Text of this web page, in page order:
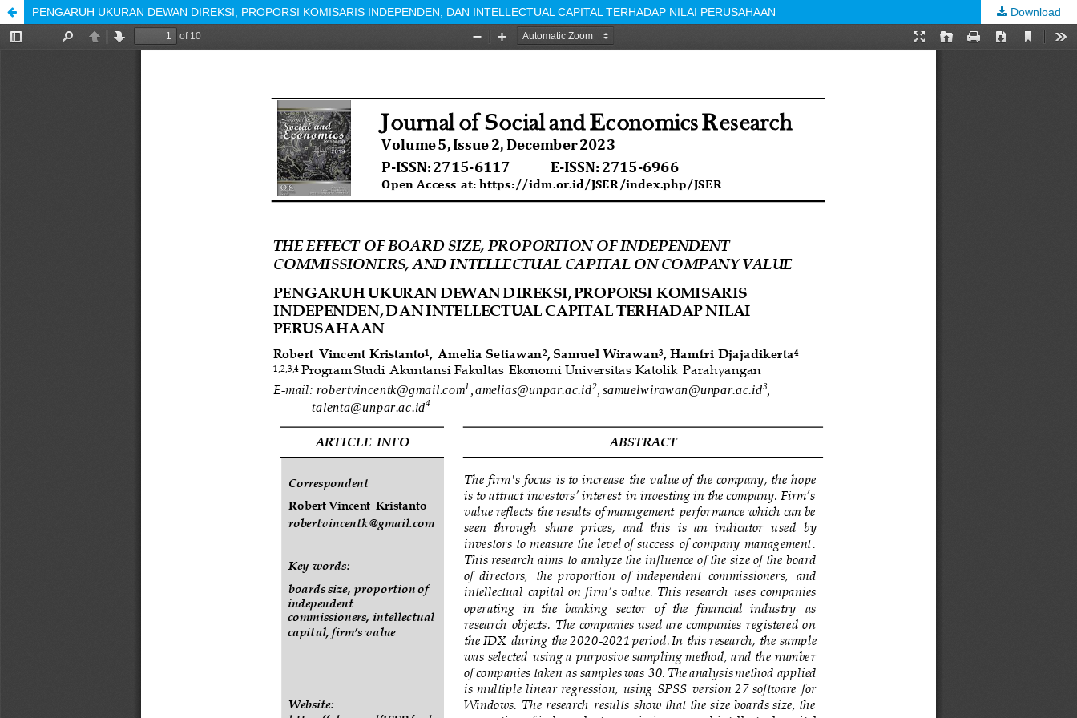
PENGARUH UKURAN DEWAN DIREKSI, PROPORSI KOMISARIS INDEPENDEN, DAN INTELLECTUAL CAPITAL TERHADAP NILAI PERUSAHAAN Download